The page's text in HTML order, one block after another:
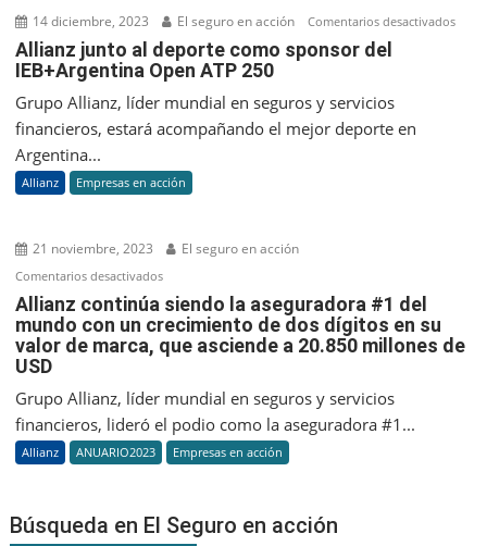
14 diciembre, 2023 El seguro en acción Comentarios desactivadosen
Allianz junto al deporte como sponsor del
IEB+Argentina Open ATP 250
Grupo Allianz, líder mundial en seguros y servicios
financieros, estará acompañando el mejor deporte en
Argentina...
Allianz Empresas en acción
21 noviembre, 2023 El seguro en acción
Comentarios desactivadosen
Allianz
continúa
siendo
aseguradora
#1
del
mundo
un
crecimiento
Allianz continúa siendo la aseguradora #1 del
mundo con un crecimiento de dos dígitos en su
valor de marca, que asciende a 20.850 millones de
USD
Grupo Allianz, líder mundial en seguros y servicios
financieros, lideró el podio como la aseguradora #1...
Allianz ANUARIO2023 Empresas en acción
Búsqueda en El Seguro en acción